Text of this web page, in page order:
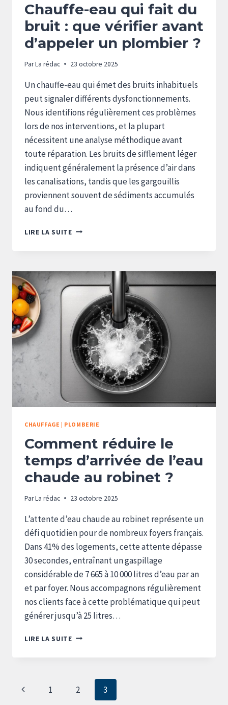
Chauffe-eau qui fait du
bruit : que vérifier avant
d’appeler un plombier ?
ParLa rédac 23 octobre 2025
Un chauffe-eau qui émet des bruits inhabituels
peut signaler différents dysfonctionnements.
Nous identifions régulièrement ces problèmes
lors de nos interventions, et la plupart
nécessitent une analyse méthodique avant
toute réparation. Les bruits de sifflement léger
indiquent généralement la présence d’air dans
les canalisations, tandis que les gargouillis
proviennent souvent de sédiments accumulés
au fond du…
LIRE LA SUITECHAUFFE-
DU
BRUIT
QUE
VÉRIFIER
AVANT
D’APPELER
UN
PLOMBIER
?
CHAUFFAGE | PLOMBERIE
Comment réduire le
temps d’arrivée de l’eau
chaude au robinet ?
ParLa rédac 23 octobre 2025
L’attente d’eau chaude au robinet représente un
défi quotidien pour de nombreux foyers français.
Dans 41% des logements, cette attente dépasse
30 secondes, entraînant un gaspillage
considérable de 7 665 à 10 000 litres d’eau par an
et par foyer. Nous accompagnons régulièrement
nos clients face à cette problématique qui peut
générer jusqu’à 25 litres…
LIRE LA SUITECOMMENT
D’ARRIVÉE
DE
Navigation
Page
1 2 3